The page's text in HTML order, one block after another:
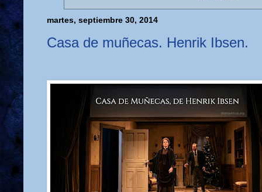
martes, septiembre 30, 2014
Casa de muñecas. Henrik Ibsen.